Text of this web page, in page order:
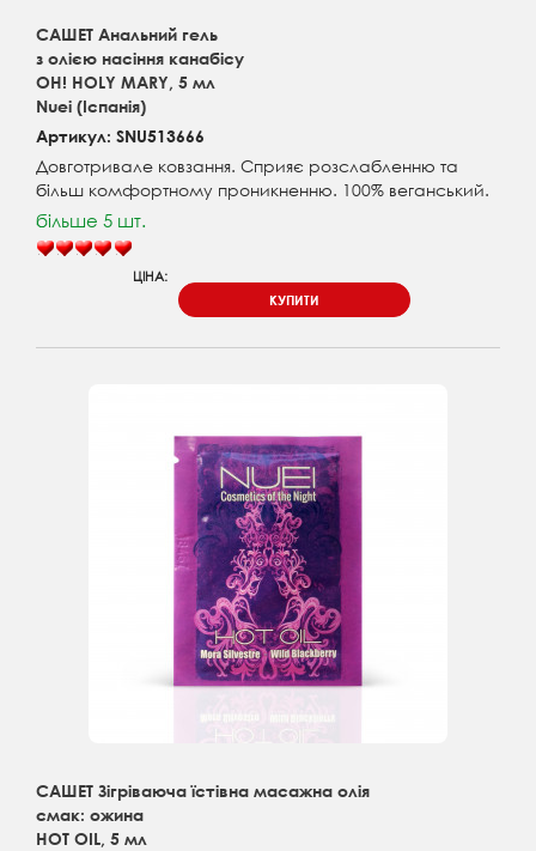
САШЕТ Анальний гель
з олією насіння канабісу
OH! HOLY MARY, 5 мл
Nuei (Іспанія)
Артикул: SNU513666
Довготривале ковзання. Сприяє розслабленню та
більш комфортному проникненню. 100% веганський.
більше 5 шт.
ЦІНА:
КУПИТИ
САШЕТ Зігріваюча їстівна масажна олія
смак: ожина
HOT OIL, 5 мл